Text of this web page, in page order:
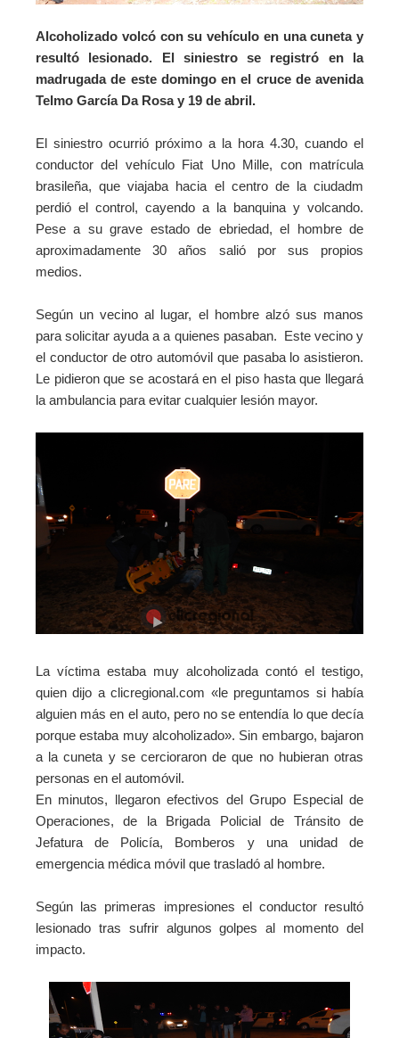
Alcoholizado volcó con su vehículo en una cuneta y
resultó lesionado. El siniestro se registró en la
madrugada de este domingo en el cruce de avenida
Telmo García Da Rosa y 19 de abril.
El siniestro ocurrió próximo a la hora 4.30, cuando el
conductor del vehículo Fiat Uno Mille, con matrícula
brasileña, que viajaba hacia el centro de la ciudadm
perdió el control, cayendo a la banquina y volcando.
Pese a su grave estado de ebriedad, el hombre de
aproximadamente 30 años salió por sus propios
medios.
Según un vecino al lugar, el hombre alzó sus manos
para solicitar ayuda a a quienes pasaban. Este vecino y
el conductor de otro automóvil que pasaba lo asistieron.
Le pidieron que se acostará en el piso hasta que llegará
la ambulancia para evitar cualquier lesión mayor.
La víctima estaba muy alcoholizada contó el testigo,
quien dijo a clicregional.com «le preguntamos si había
alguien más en el auto, pero no se entendía lo que decía
porque estaba muy alcoholizado». Sin embargo, bajaron
a la cuneta y se cercioraron de que no hubieran otras
personas en el automóvil.
En minutos, llegaron efectivos del Grupo Especial de
Operaciones, de la Brigada Policial de Tránsito de
Jefatura de Policía, Bomberos y una unidad de
emergencia médica móvil que trasladó al hombre.
Según las primeras impresiones el conductor resultó
lesionado tras sufrir algunos golpes al momento del
impacto.